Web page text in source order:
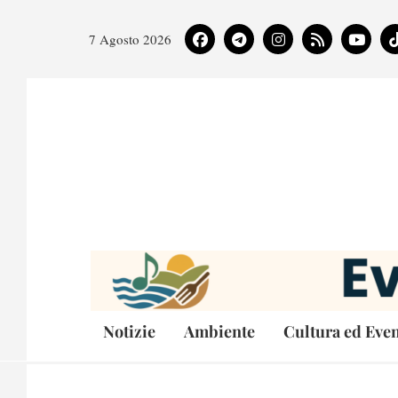
7 Agosto 2026
Notizie Ambiente Cultura ed